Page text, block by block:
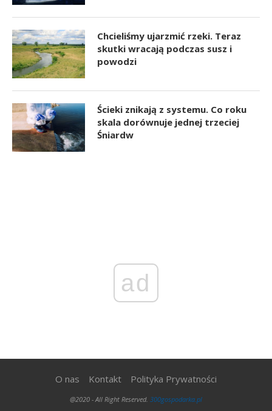
Chcieliśmy ujarzmić rzeki. Teraz
skutki wracają podczas susz i
powodzi
Ścieki znikają z systemu. Co roku
skala dorównuje jednej trzeciej
Śniardw
ad
O nas Kontakt Polityka Prywatności
@2020 - All Right Reserved. 300gospodarka.pl